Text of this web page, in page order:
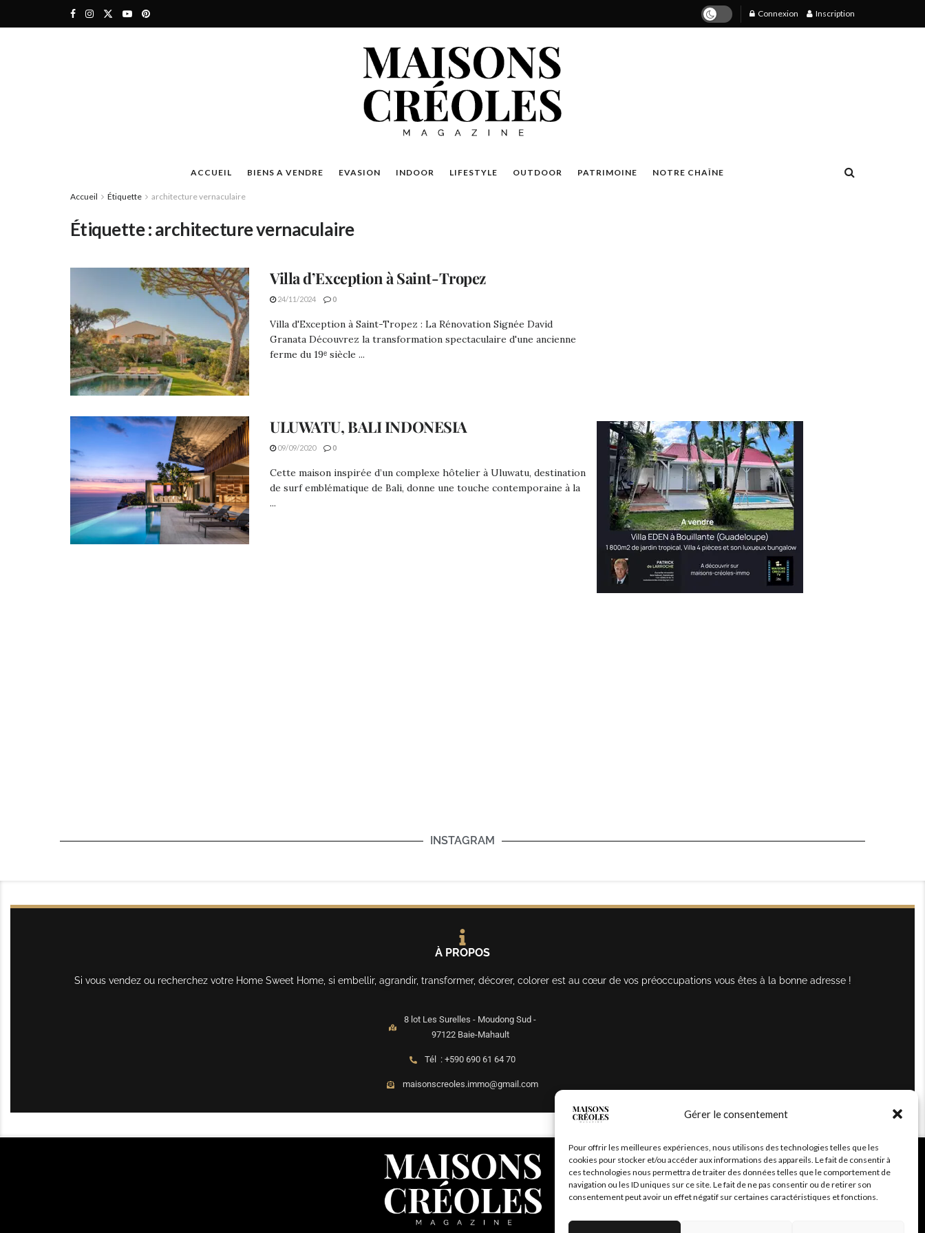
Gérer le consentement
Pour offrir les meilleures expériences, nous utilisons des technologies telles que les
cookies pour stocker et/ou accéder aux informations des appareils. Le fait de consentir à
ces technologies nous permettra de traiter des données telles que le comportement de
navigation ou les ID uniques sur ce site. Le fait de ne pas consentir ou de retirer son
consentement peut avoir un effet négatif sur certaines caractéristiques et fonctions.
Connexion Inscription
ACCUEIL BIENS A VENDRE EVASION INDOOR LIFESTYLE OUTDOOR PATRIMOINE NOTRE CHAÎNE
Accueil Étiquette architecture vernaculaire
Étiquette :architecture vernaculaire
Villa d’Exception à Saint-Tropez
24/11/2024 0
Villa d'Exception à Saint-Tropez : La Rénovation Signée David
Granata Découvrez la transformation spectaculaire d'une ancienne
ferme du 19ᵉ siècle ...
ULUWATU, BALI INDONESIA
09/09/2020 0
Cette maison inspirée d’un complexe hôtelier à Uluwatu, destination
de surf emblématique de Bali, donne une touche contemporaine à la
...
INSTAGRAM
À PROPOS
Si vous vendez ou recherchez votre Home Sweet Home, si embellir, agrandir, transformer, décorer, colorer est au cœur de vos préoccupations vous êtes à la bonne adresse !
8 lot Les Surelles - Moudong Sud -
97122 Baie-Mahault
Tél : +590 690 61 64 70
maisonscreoles.immo@gmail.com